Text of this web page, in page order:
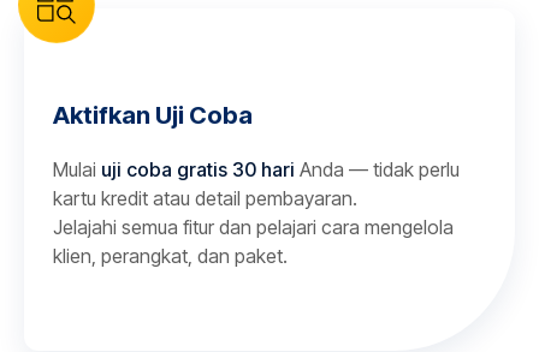
Aktifkan Uji Coba
Mulai uji coba gratis 30 hari Anda — tidak perlu
kartu kredit atau detail pembayaran.
Jelajahi semua fitur dan pelajari cara mengelola
klien, perangkat, dan paket.